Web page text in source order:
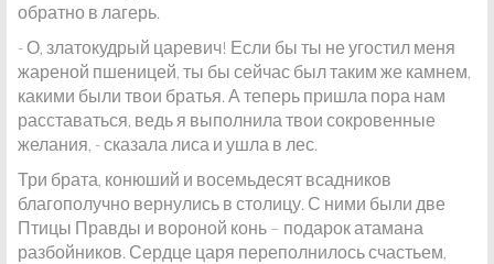
обратно в лагерь.
- О, златокудрый царевич! Если бы ты не угостил меня
жареной пшеницей, ты бы сейчас был таким же камнем,
какими были твои братья. А теперь пришла пора нам
расставаться, ведь я выполнила твои сокровенные
желания, - сказала лиса и ушла в лес.
Три брата, конюший и восемьдесят всадников
благополучно вернулись в столицу. С ними были две
Птицы Правды и вороной конь – подарок атамана
разбойников. Сердце царя переполнилось счастьем,